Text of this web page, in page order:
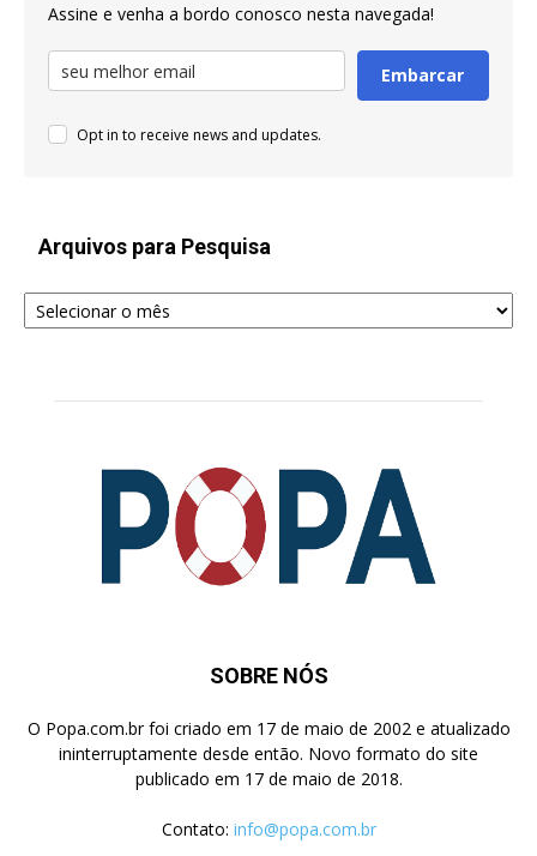
Assine e venha a bordo conosco nesta navegada!
Embarcar
Opt in to receive news and updates.
Arquivos para Pesquisa
Arquivos
para
SOBRE NÓS
O Popa.com.br foi criado em 17 de maio de 2002 e atualizado
ininterruptamente desde então. Novo formato do site
publicado em 17 de maio de 2018.
Contato: info@popa.com.br